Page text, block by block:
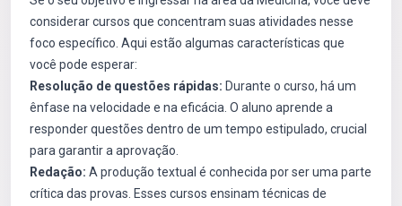
considerar cursos que concentram suas atividades nesse
foco específico. Aqui estão algumas características que
você pode esperar:
Resolução de questões rápidas: Durante o curso, há um
ênfase na velocidade e na eficácia. O aluno aprende a
responder questões dentro de um tempo estipulado, crucial
para garantir a aprovação.
Redação: A produção textual é conhecida por ser uma parte
crítica das provas. Esses cursos ensinam técnicas de